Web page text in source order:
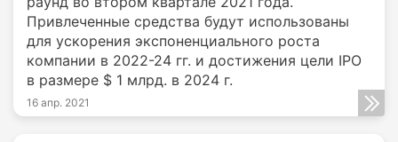
Привлеченные средства будут использованы
для ускорения экспоненциального роста
компании в 2022-24 гг. и достижения цели IPO
в размере $ 1 млрд. в 2024 г.
16 апр. 2021